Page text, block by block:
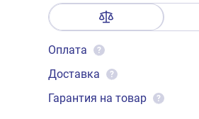
Оплата ?
Доставка ?
Гарантия на товар ?